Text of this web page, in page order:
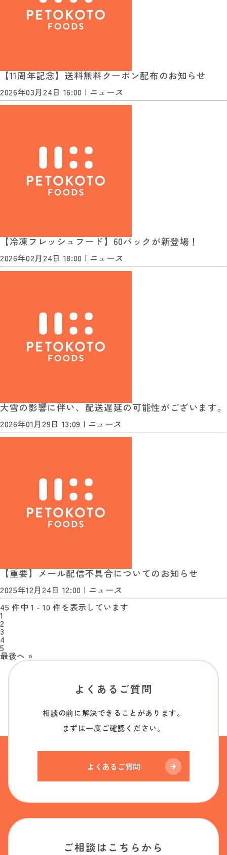
【11周年記念】送料無料クーポン配布のお知らせ
2026年03月24日 16:00 | ニュース
【冷凍フレッシュフード】60パックが新登場！
2026年02月24日 18:00 | ニュース
大雪の影響に伴い、配送遅延の可能性がございます。
2026年01月29日 13:09 | ニュース
【重要】メール配信不具合についてのお知らせ
2025年12月24日 12:00 | ニュース
45 件中 1 - 10 件を表示しています
1
2
3
4
5
最後へ »
よくあるご質問
相談の前に解決できることがあります。
まずは一度ご確認ください。
よくあるご質問
ご相談はこちらから